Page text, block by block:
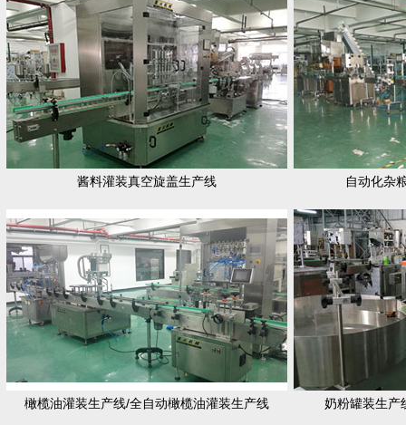
酱料灌装真空旋盖生产线 自动化杂
橄榄油灌装生产线/全自动橄榄油灌装生产线 奶粉罐装生产